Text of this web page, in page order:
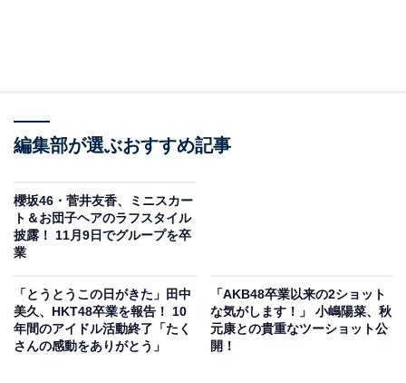
編集部が選ぶおすすめ記事
櫻坂46・菅井友香、ミニスカー
ト＆お団子ヘアのラフスタイル
披露！ 11月9日でグループを卒
業
「とうとうこの日がきた」田中
美久、HKT48卒業を報告！ 10
年間のアイドル活動終了「たく
さんの感動をありがとう」
「AKB48卒業以来の2ショット
な気がします！」 小嶋陽菜、秋
元康との貴重なツーショット公
開！